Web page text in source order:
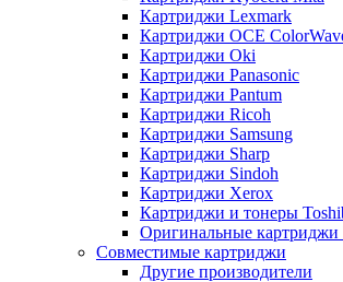
Картриджи Lexmark
Картриджи OCE
Картриджи Oki
Картриджи Panasonic
Картриджи Pantum
Картриджи Ricoh
Картриджи Samsung
Картриджи Sharp
Картриджи Sindoh
Картриджи Xerox
Картриджи и тонеры
Оригинальные
Совместимые картриджи
Другие производители